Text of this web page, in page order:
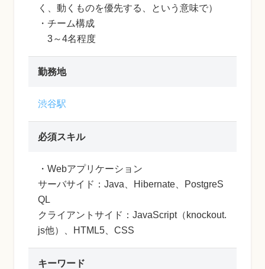
く、動くものを優先する、という意味で）
・チーム構成
3～4名程度
勤務地
渋谷駅
必須スキル
・Webアプリケーション
サーバサイド：Java、Hibernate、PostgreS
QL
クライアントサイド：JavaScript（knockout.
js他）、HTML5、CSS
キーワード